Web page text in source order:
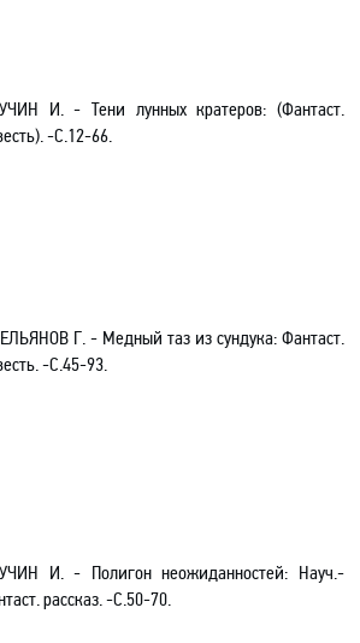
И. - Тени лунных кратеров: (Фантаст.
). -С.12-66.
Г. - Медный таз из сундука: Фантаст.
-С.45-93.
И. - Полигон неожиданностей: Науч.-
рассказ. -С.50-70.